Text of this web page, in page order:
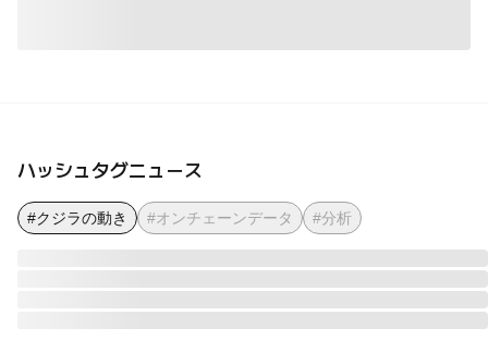
ハッシュタグニュース
#クジラの動き #オンチェーンデータ #分析